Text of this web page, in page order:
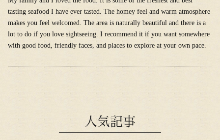
tasting seafood I have ever tasted. The homey feel and warm atmosphere
makes you feel welcomed. The area is naturally beautiful and there is a
lot to do if you love sightseeing. I recommend it if you want somewhere
with good food, friendly faces, and places to explore at your own pace.
人気記事